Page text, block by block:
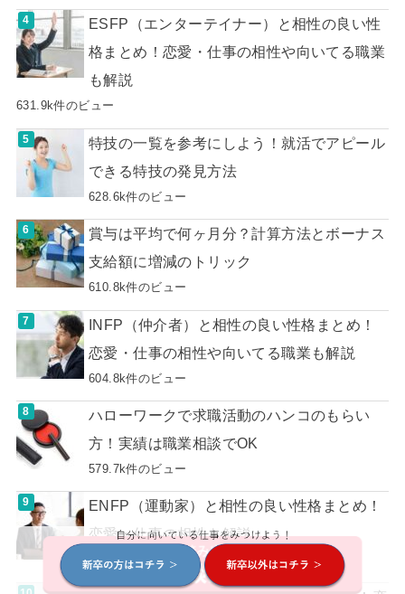
ESFP（エンターテイナー）と相性の良い性
格まとめ！恋愛・仕事の相性や向いてる職業
も解説
631.9k件のビュー
特技の一覧を参考にしよう！就活でアピール
できる特技の発見方法
628.6k件のビュー
賞与は平均で何ヶ月分？計算方法とボーナス
支給額に増減のトリック
610.8k件のビュー
INFP（仲介者）と相性の良い性格まとめ！
恋愛・仕事の相性や向いてる職業も解説
604.8k件のビュー
ハローワークで求職活動のハンコのもらい
方！実績は職業相談でOK
579.7k件のビュー
ENFP（運動家）と相性の良い性格まとめ！
恋愛・仕事の相性も解説
541.5k件のビュー